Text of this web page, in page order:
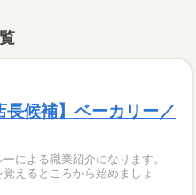
候補】ベーカリー／
による職業紹介になります。
えるところから始めましょ